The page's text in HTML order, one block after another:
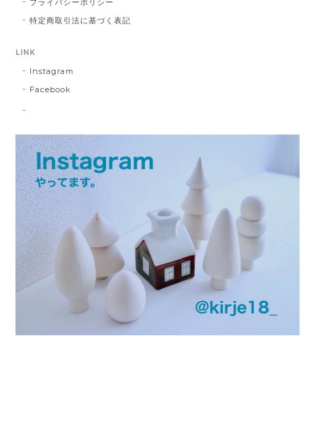
プライバシーポリシー
特定商取引法に基づく表記
LINK
Instagram
Facebook